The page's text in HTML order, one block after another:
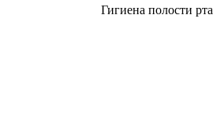
Гигиена полости рта